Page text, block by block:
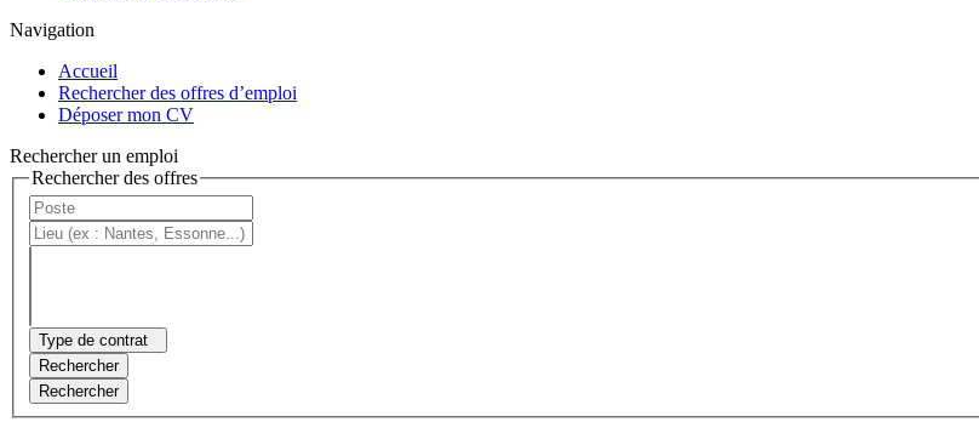
Navigation
Accueil
Rechercher des offres d’emploi
Déposer mon CV
Rechercher un emploi
Rechercher des offres
Type de contrat
Rechercher
Rechercher